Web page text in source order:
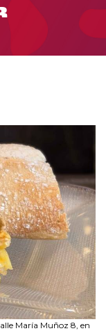
María Muñoz 8, en